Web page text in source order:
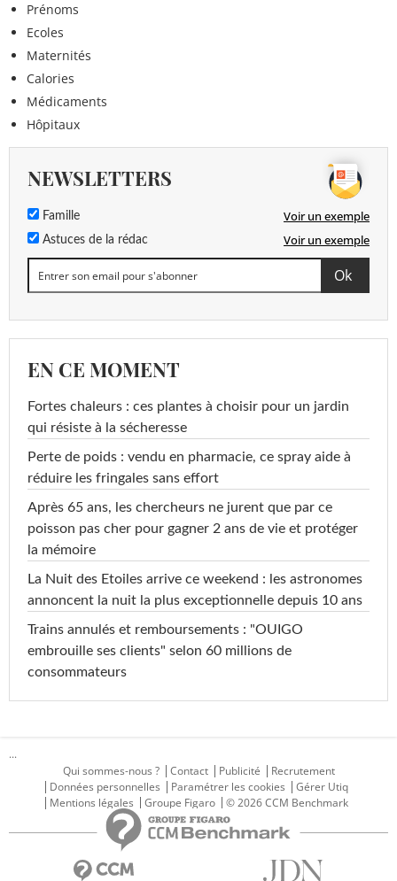
Prénoms
Ecoles
Maternités
Calories
Médicaments
Hôpitaux
NEWSLETTERS
Famille Voir un exemple
Astuces de la rédac Voir un exemple
EN CE MOMENT
Fortes chaleurs : ces plantes à choisir pour un jardin
qui résiste à la sécheresse
Perte de poids : vendu en pharmacie, ce spray aide à
réduire les fringales sans effort
Après 65 ans, les chercheurs ne jurent que par ce
poisson pas cher pour gagner 2 ans de vie et protéger
la mémoire
La Nuit des Etoiles arrive ce weekend : les astronomes
annoncent la nuit la plus exceptionnelle depuis 10 ans
Trains annulés et remboursements : "OUIGO
embrouille ses clients" selon 60 millions de
consommateurs
...
Qui sommes-nous ?
Contact Publicité
Recrutement
Données personnelles
Paramétrer les cookies
Gérer Utiq
Mentions légales
Groupe Figaro © 2026 CCM Benchmark